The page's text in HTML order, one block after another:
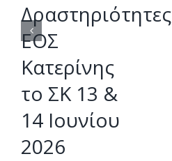
Δραστηριότητες
ΕΟΣ
Κατερίνης
το ΣΚ 13 &
14 Ιουνίου
2026